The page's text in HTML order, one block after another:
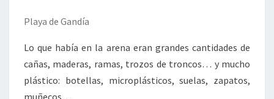
Playa de Gandía
Lo que había en la arena eran grandes cantidades de
cañas, maderas, ramas, trozos de troncos… y mucho
plástico: botellas, microplásticos, suelas, zapatos,
muñecos…